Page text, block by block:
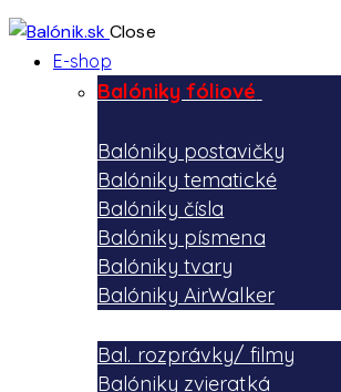
Close
E-shop
Balóniky fóliové
Balóniky postavičky
Balóniky tematické
Balóniky čísla
Balóniky písmena
Balóniky tvary
Balóniky AirWalker
Bal. rozprávky/ filmy
Balóniky zvieratká